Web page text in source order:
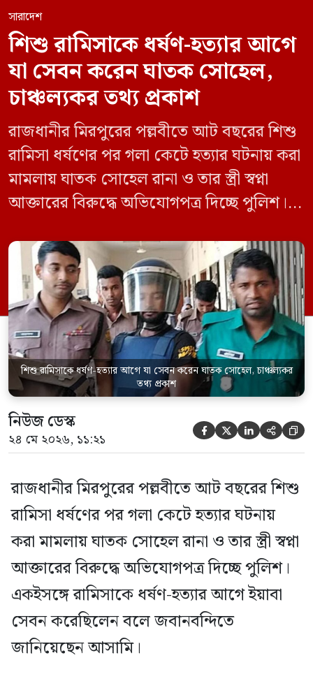
সারাদেশ
শিশু রামিসাকে ধর্ষণ-হত্যার আগে
যা সেবন করেন ঘাতক সোহেল,
চাঞ্চল্যকর তথ্য প্রকাশ
রাজধানীর মিরপুরের পল্লবীতে আট বছরের শিশু
রামিসা ধর্ষণের পর গলা কেটে হত্যার ঘটনায় করা
মামলায় ঘাতক সোহেল রানা ও তার স্ত্রী স্বপ্না
আক্তারের বিরুদ্ধে অভিযোগপত্র দিচ্ছে পুলিশ।
সেবন করেছিলেন বলে জবানবন্দিতে
জানিয়েছেন আসামি। রোববার (২৪ মে) সকালে
মামলার তদন্ত কর্মকর্তা পল্লবী থানার উপ-
পরিদর্শক অহিদুজ্জামান এ তথ্য নিছিত করেন।
তিনি বলেন, […]
শিশু রামিসাকে ধর্ষণ-হত্যার আগে যা সেবন করেন ঘাতক সোহেল, চাঞ্চল্যকর
তথ্য প্রকাশ
নিউজ ডেস্ক
২৪ মে ২০২৬, ১১:২১     
রাজধানীর মিরপুরের পল্লবীতে আট বছরের শিশু
রামিসা ধর্ষণের পর গলা কেটে হত্যার ঘটনায়
করা মামলায় ঘাতক সোহেল রানা ও তার স্ত্রী স্বপ্না
আক্তারের বিরুদ্ধে অভিযোগপত্র দিচ্ছে পুলিশ।
একইসঙ্গে রামিসাকে ধর্ষণ-হত্যার আগে ইয়াবা
সেবন করেছিলেন বলে জবানবন্দিতে
জানিয়েছেন আসামি।